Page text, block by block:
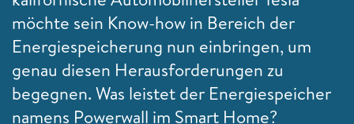
möchte sein Know-how in Bereich der
Energiespeicherung nun einbringen, um
genau diesen Herausforderungen zu
begegnen. Was leistet der Energiespeicher
namens Powerwall im Smart Home?